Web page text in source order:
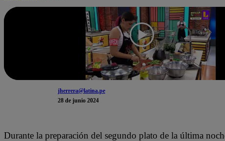
jherrera@latina.pe
28 de junio 2024
Durante la preparación del segundo plato de la última